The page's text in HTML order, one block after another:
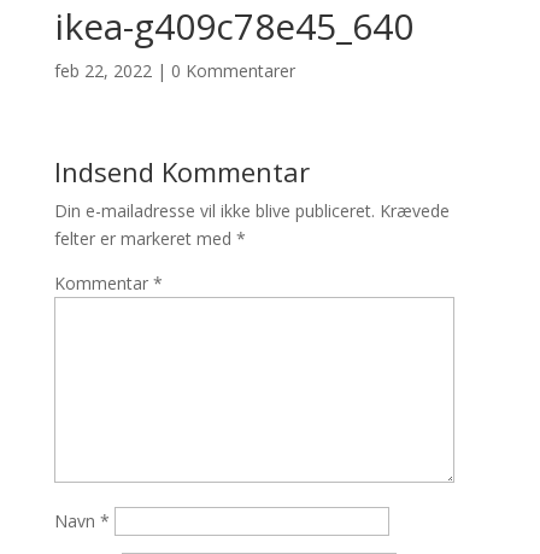
ikea-g409c78e45_640
feb 22, 2022| 0 Kommentarer
Indsend Kommentar
Din e-mailadresse vil ikke blive publiceret. Krævede
felter er markeret med *
Kommentar *
Navn *